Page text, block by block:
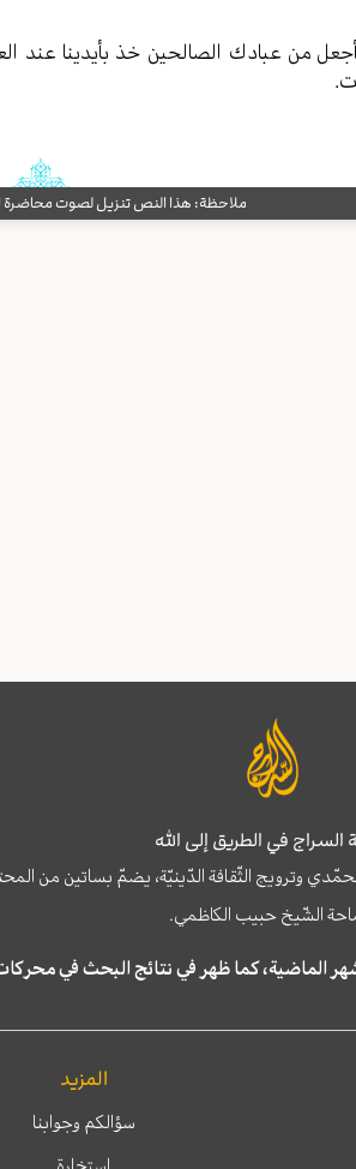
أجعل من عبادك الصالحین خذ بأیدینا
ملاحظة: هذا النص تنزيل لصوت محاضرة
في الطريق إلى الله
وترويج الثّقافة الدّينيّة، يضمّ بساتين من
الشّيخ حبيب الكاظمي.
المزيد
سؤالكم وجوابنا